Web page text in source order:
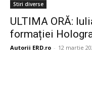
Stiri diverse
ULTIMA ORĂ:
formației
Autorii ERD.ro - 12 martie